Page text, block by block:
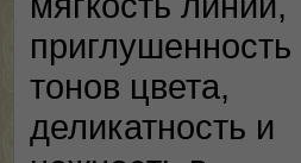
приглушенность
тонов цвета,
деликатность и